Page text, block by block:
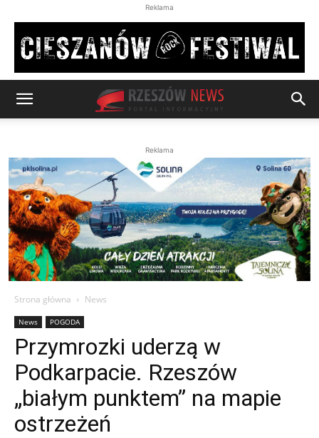
Reklama
Reklama
Strona główna News
News POGODA
Przymrozki uderzą w
Podkarpacie. Rzeszów
„białym punktem” na mapie
ostrzeżeń